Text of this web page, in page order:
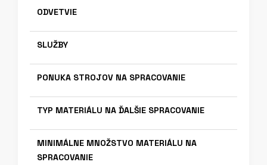
ODVETVIE
SLUŽBY
PONUKA STROJOV NA SPRACOVANIE
TYP MATERIÁLU NA ĎALŠIE SPRACOVANIE
MINIMÁLNE MNOŽSTVO MATERIÁLU NA
SPRACOVANIE